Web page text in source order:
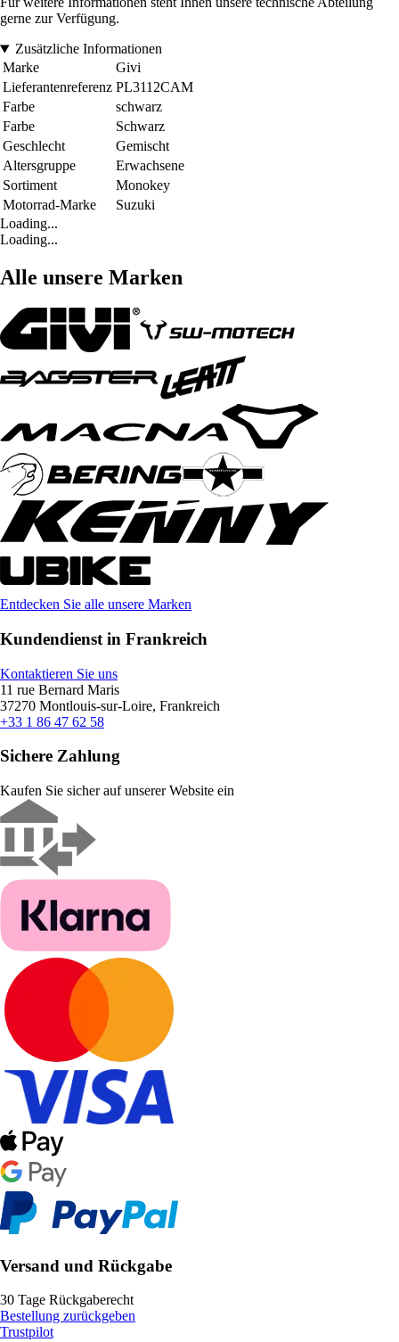
gerne zur Verfügung.
Zusätzliche Informationen
Marke
Givi
Lieferantenreferenz PL3112CAM
Farbe
schwarz
Farbe
Schwarz
Geschlecht
Gemischt
Altersgruppe
Erwachsene
Sortiment
Monokey
Motorrad-Marke
Suzuki
Loading...
Loading...
Alle unsere Marken
Entdecken Sie alle unsere Marken
Kundendienst in Frankreich
Kontaktieren Sie uns
11 rue Bernard Maris
37270 Montlouis-sur-Loire, Frankreich
+33 1 86 47 62 58
Sichere Zahlung
Kaufen Sie sicher auf unserer Website ein
Versand und Rückgabe
30 Tage Rückgaberecht
Bestellung zurückgeben
Trustpilot